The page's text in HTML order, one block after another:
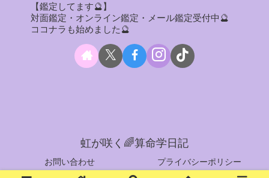
【鑑定してます🔮】
対面鑑定・オンライン鑑定・メール鑑定受付中🔮
ココナラも始めました🔮
虹が咲く🌈算命学日記
お問い合わせ プライバシーポリシー